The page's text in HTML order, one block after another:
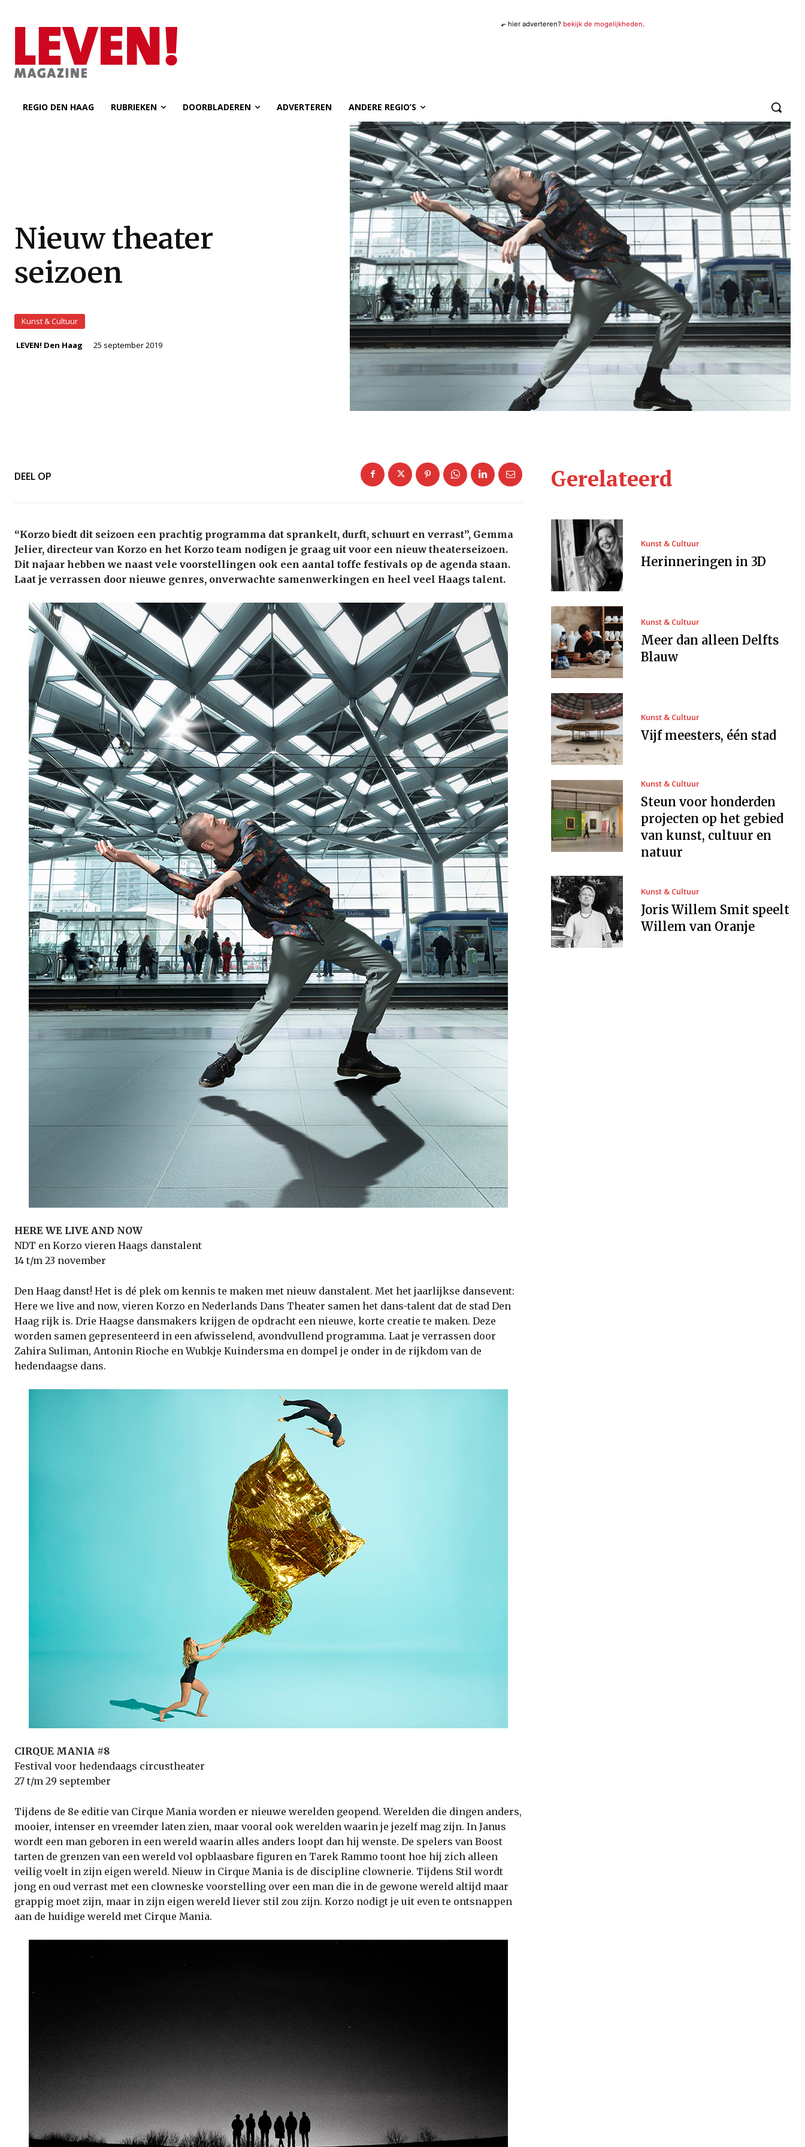
⬐ hier adverteren? bekijk de mogelijkheden.
REGIO DEN HAAG RUBRIEKEN DOORBLADEREN ADVERTEREN ANDERE REGIO’S
Nieuw theater
seizoen
Kunst & Cultuur
LEVEN! Den Haag 25 september 2019
DEEL OP
“Korzo biedt dit seizoen een prachtig programma dat sprankelt, durft, schuurt en verrast”, Gemma
Jelier, directeur van Korzo en het Korzo team nodigen je graag uit voor een nieuw theaterseizoen.
Dit najaar hebben we naast vele voorstellingen ook een aantal toffe festivals op de agenda staan.
Laat je verrassen door nieuwe genres, onverwachte samenwerkingen en heel veel Haags talent.
HERE WE LIVE AND NOW
NDT en Korzo vieren Haags danstalent
14 t/m 23 november
Den Haag danst! Het is dé plek om kennis te maken met nieuw danstalent. Met het jaarlijkse dansevent:
Here we live and now, vieren Korzo en Nederlands Dans Theater samen het dans­-talent dat de stad Den
Haag rijk is. Drie Haagse dansmakers krijgen de opdracht een nieuwe, korte creatie te maken. Deze
worden samen gepresenteerd in een afwisselend, avondvullend programma. Laat je verrassen door
Zahira Suliman, Antonin Rioche en Wubkje Kuindersma en dompel je onder in de rijkdom van de
hedendaagse dans.
CIRQUE MANIA #8
Festival voor hedendaags circustheater
27 t/m 29 september
Tijdens de 8e editie van Cirque Mania worden er nieuwe werelden geopend. Werelden die dingen anders,
mooier, intenser en vreemder laten zien, maar vooral ook werelden waarin je jezelf mag zijn. In Janus
wordt een man geboren in een wereld waarin alles anders loopt dan hij wenste. De spelers van Boost
tarten de grenzen van een wereld vol opblaasbare figuren en Tarek Rammo toont hoe hij zich alleen
veilig voelt in zijn eigen wereld. Nieuw in Cirque Mania is de discipline clownerie. Tijdens Stil wordt
jong en oud verrast met een clowneske voorstelling over een man die in de gewone wereld altijd maar
grappig moet zijn, maar in zijn eigen wereld liever stil zou zijn. Korzo nodigt je uit even te ontsnappen
aan de huidige wereld met Cirque Mania.
Gerelateerd
Kunst & Cultuur
Herinneringen in 3D
Kunst & Cultuur
Meer dan alleen Delfts
Blauw
Kunst & Cultuur
Vijf meesters, één stad
Kunst & Cultuur
Steun voor honderden
projecten op het gebied
van kunst, cultuur en
natuur
Kunst & Cultuur
Joris Willem Smit speelt
Willem van Oranje